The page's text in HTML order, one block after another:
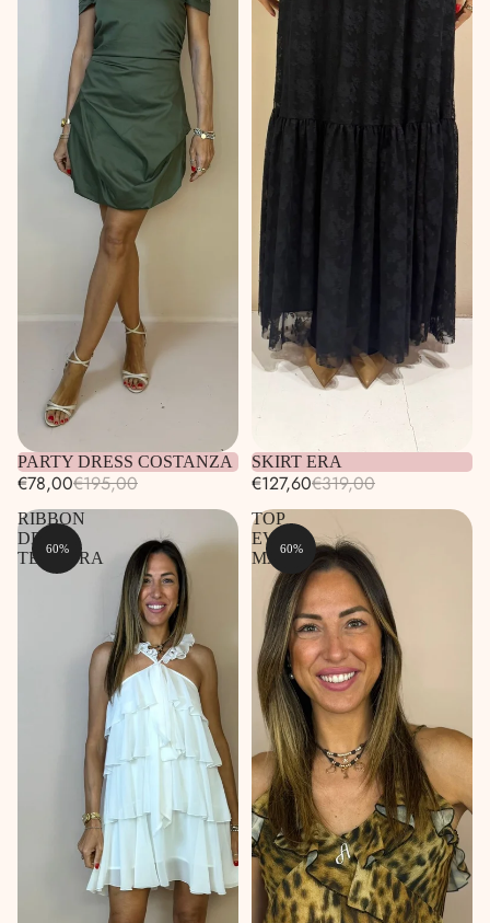
Esaurito
PARTY DRESS COSTANZA
€78,00€195,00
Esaurito
SKIRT ERA
€127,60€319,00
RIBBON
DRESS
TEODORA
60%
TOP
EVA
MAKU
60%